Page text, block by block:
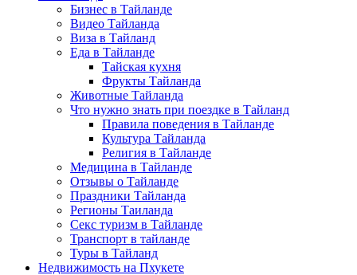
Бизнес в Тайланде
Видео Тайланда
Виза в Тайланд
Еда в Тайланде
Тайская кухня
Фрукты Тайланда
Животные Тайланда
Что нужно знать при поездке в Тайланд
Правила поведения в Тайланде
Культура Тайланда
Религия в Тайланде
Медицина в Тайланде
Отзывы о Тайланде
Праздники Тайланда
Регионы Таиланда
Секс туризм в Тайланде
Транспорт в тайланде
Туры в Тайланд
Недвижимость на Пхукете